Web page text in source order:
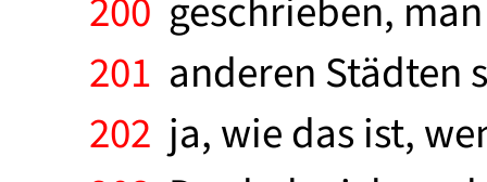
200 geschrieben,
201 anderen Städten
202 ja, wie das ist,